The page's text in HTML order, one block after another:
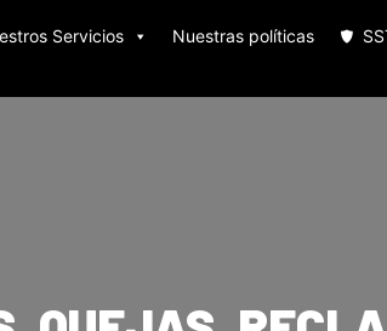
Servicios Nuestras políticas